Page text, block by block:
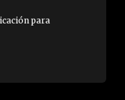
para